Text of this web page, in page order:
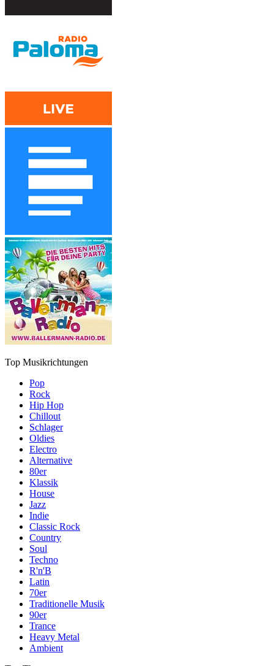
Top Musikrichtungen
Pop
Rock
Hip Hop
Chillout
Schlager
Oldies
Electro
Alternative
80er
Klassik
House
Jazz
Indie
Classic Rock
Country
Soul
Techno
R'n'B
Latin
70er
Traditionelle Musik
90er
Trance
Heavy Metal
Ambient